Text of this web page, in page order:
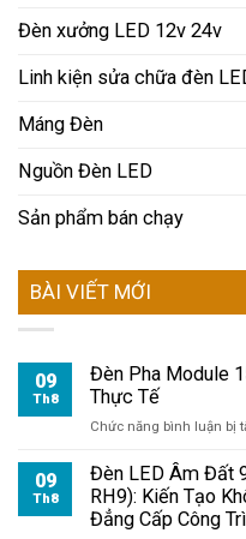
Đèn xưởng LED 12v 24v
Linh kiện sửa chữa đèn
Máng Đèn
Nguồn Đèn LED
Sản phẩm bán chạy
BÀI VIẾT MỚI
09
Th8
Đèn Pha Module
Thực Tế
Chức năng bình luận bị
09
Th8
Đèn LED Âm Đất
RH9): Kiến Tạo
Đẳng Cấp Công